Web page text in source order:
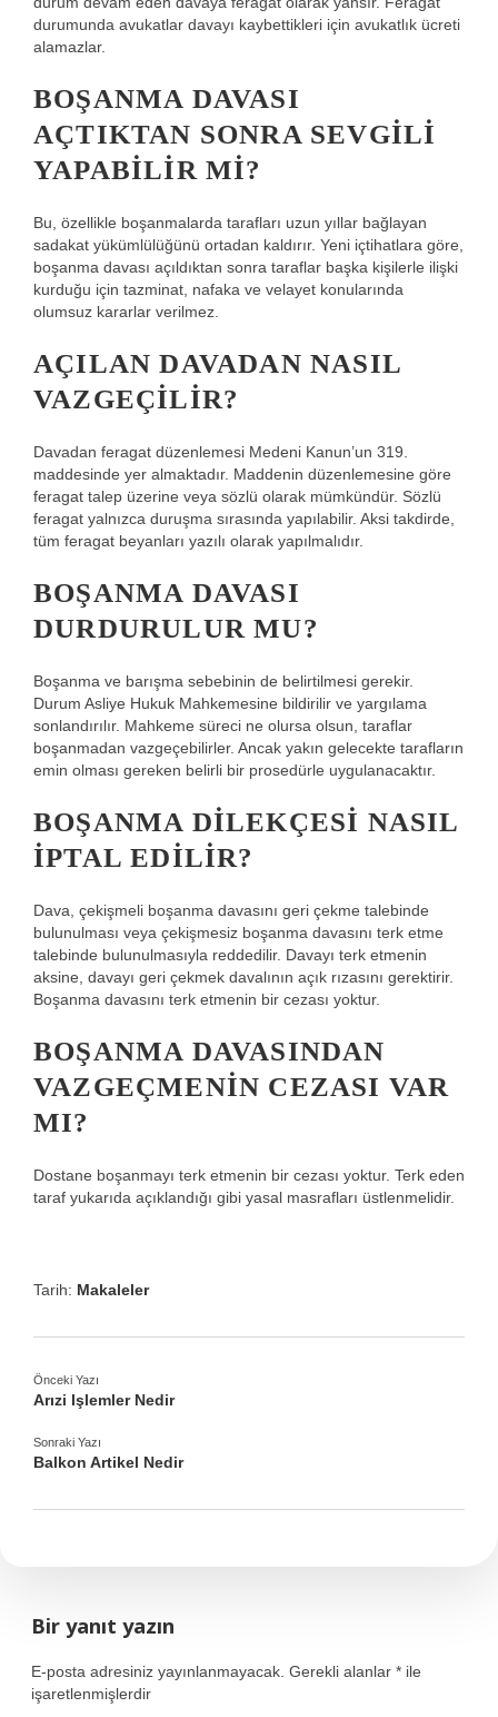
durumunda avukatlar davayı kaybettikleri için avukatlık ücreti
alamazlar.
BOŞANMA DAVASI
AÇTIKTAN SONRA SEVGILI
YAPABILIR MI?
Bu, özellikle boşanmalarda tarafları uzun yıllar bağlayan
sadakat yükümlülüğünü ortadan kaldırır. Yeni içtihatlara göre,
boşanma davası açıldıktan sonra taraflar başka kişilerle ilişki
kurduğu için tazminat, nafaka ve velayet konularında
olumsuz kararlar verilmez.
AÇILAN DAVADAN NASIL
VAZGEÇILIR?
Davadan feragat düzenlemesi Medeni Kanun’un 319.
maddesinde yer almaktadır. Maddenin düzenlemesine göre
feragat talep üzerine veya sözlü olarak mümkündür. Sözlü
feragat yalnızca duruşma sırasında yapılabilir. Aksi takdirde,
tüm feragat beyanları yazılı olarak yapılmalıdır.
BOŞANMA DAVASI
DURDURULUR MU?
Boşanma ve barışma sebebinin de belirtilmesi gerekir.
Durum Asliye Hukuk Mahkemesine bildirilir ve yargılama
sonlandırılır. Mahkeme süreci ne olursa olsun, taraflar
boşanmadan vazgeçebilirler. Ancak yakın gelecekte tarafların
emin olması gereken belirli bir prosedürle uygulanacaktır.
BOŞANMA DILEKÇESI NASIL
IPTAL EDILIR?
Dava, çekişmeli boşanma davasını geri çekme talebinde
bulunulması veya çekişmesiz boşanma davasını terk etme
talebinde bulunulmasıyla reddedilir. Davayı terk etmenin
aksine, davayı geri çekmek davalının açık rızasını gerektirir.
Boşanma davasını terk etmenin bir cezası yoktur.
BOŞANMA DAVASINDAN
VAZGEÇMENIN CEZASI VAR
MI?
Dostane boşanmayı terk etmenin bir cezası yoktur. Terk eden
taraf yukarıda açıklandığı gibi yasal masrafları üstlenmelidir.
Tarih: Makaleler
Önceki Yazı
Arızi Işlemler Nedir
Sonraki Yazı
Balkon Artikel Nedir
Bir yanıt yazın
E-posta adresiniz yayınlanmayacak. Gerekli alanlar * ile
işaretlenmişlerdir